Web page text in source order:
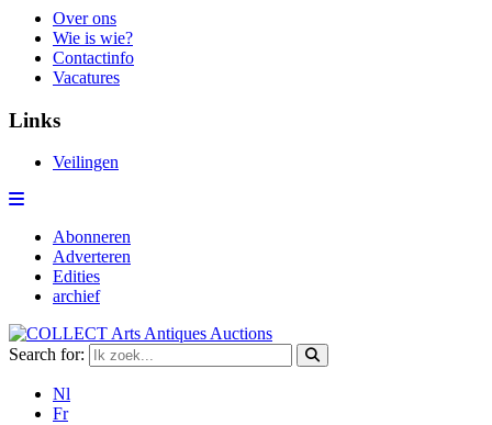
Over ons
Wie is wie?
Contactinfo
Vacatures
Links
Veilingen
Abonneren
Adverteren
Edities
archief
Search for:
Nl
Fr